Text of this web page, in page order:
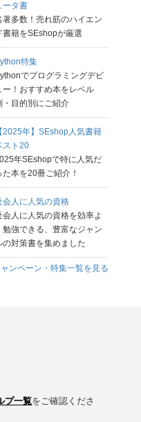
ータ書
著多数！売れ筋のハイエン
書籍をSEshopが厳選
特集
でプログラミングデビ
ー！おすすめ本をレベル
・目的別にご紹介
【2025年】SEshop人気書籍
スト20
年SEshopで特に人気だ
た本を20冊ご紹介！
会人に人気の資格
会人に人気の資格を効率よ
勉強できる、豊富なジャン
の対策書を集めました
ンペーン・特集一覧を見る
プ一覧をご確認くださ